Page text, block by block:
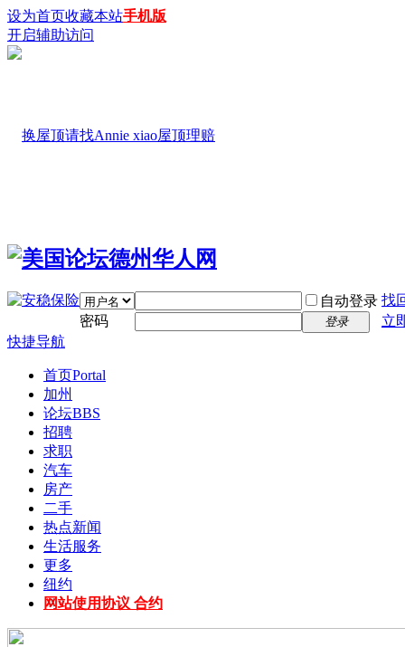
设为首页收藏本站手机版
开启辅助访问
自动登录 找
密码
登录
立
快捷导航
首页Portal
加州
论坛BBS
招聘
求职
汽车
房产
二手
热点新闻
生活服务
更多
纽约
网站使用协议 合约